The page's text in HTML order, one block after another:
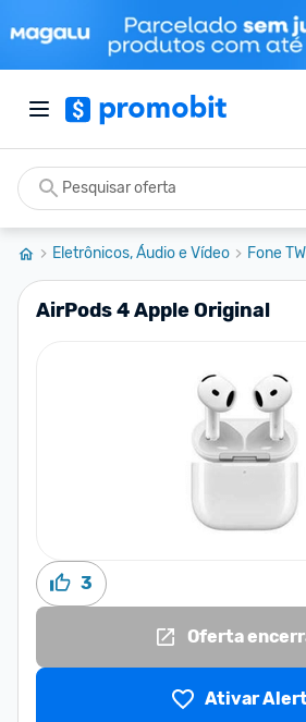
Eletrônicos, Áudio e Vídeo Fone
AirPods 4 Apple Original
3
Oferta
Ativar